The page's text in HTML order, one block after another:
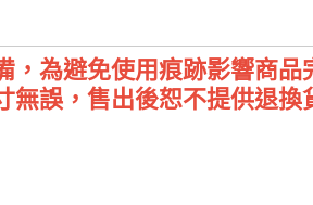
，為避免使用痕跡影響商品
無誤，售出後恕不提供退換